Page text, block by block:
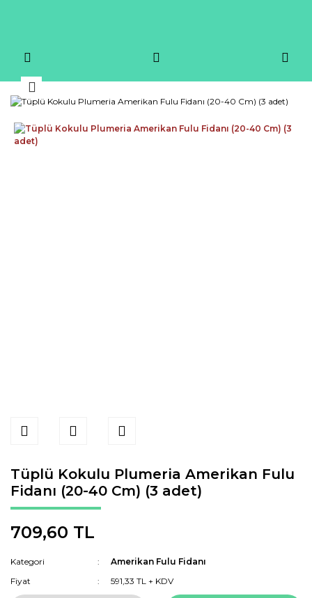
Tüplü Kokulu Plumeria Amerikan Fulu
Fidanı (20-40 Cm) (3 adet)
709,60 TL
Kategori
Amerikan Fulu Fidanı
Fiyat
591,33 TL + KDV